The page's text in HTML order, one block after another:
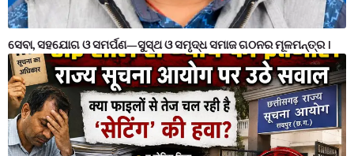
ସେବା, ସହଯୋଗ ଓ ସମର୍ପଣ—ସୁସ୍ଥ ଓ ସମୃଦ୍ଧ ସମାଜ ଗଠନର ମୂଳମନ୍ତ୍ର ।